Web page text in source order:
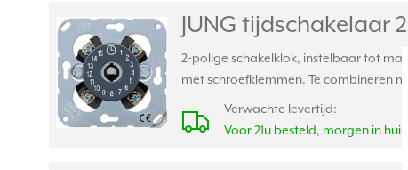
JUNG tijdschakelaar
2-polige schakelklok, instelbaar tot
met schroefklemmen. Te combineren
Verwachte levertijd:
Voor 21u besteld, morgen in huis*